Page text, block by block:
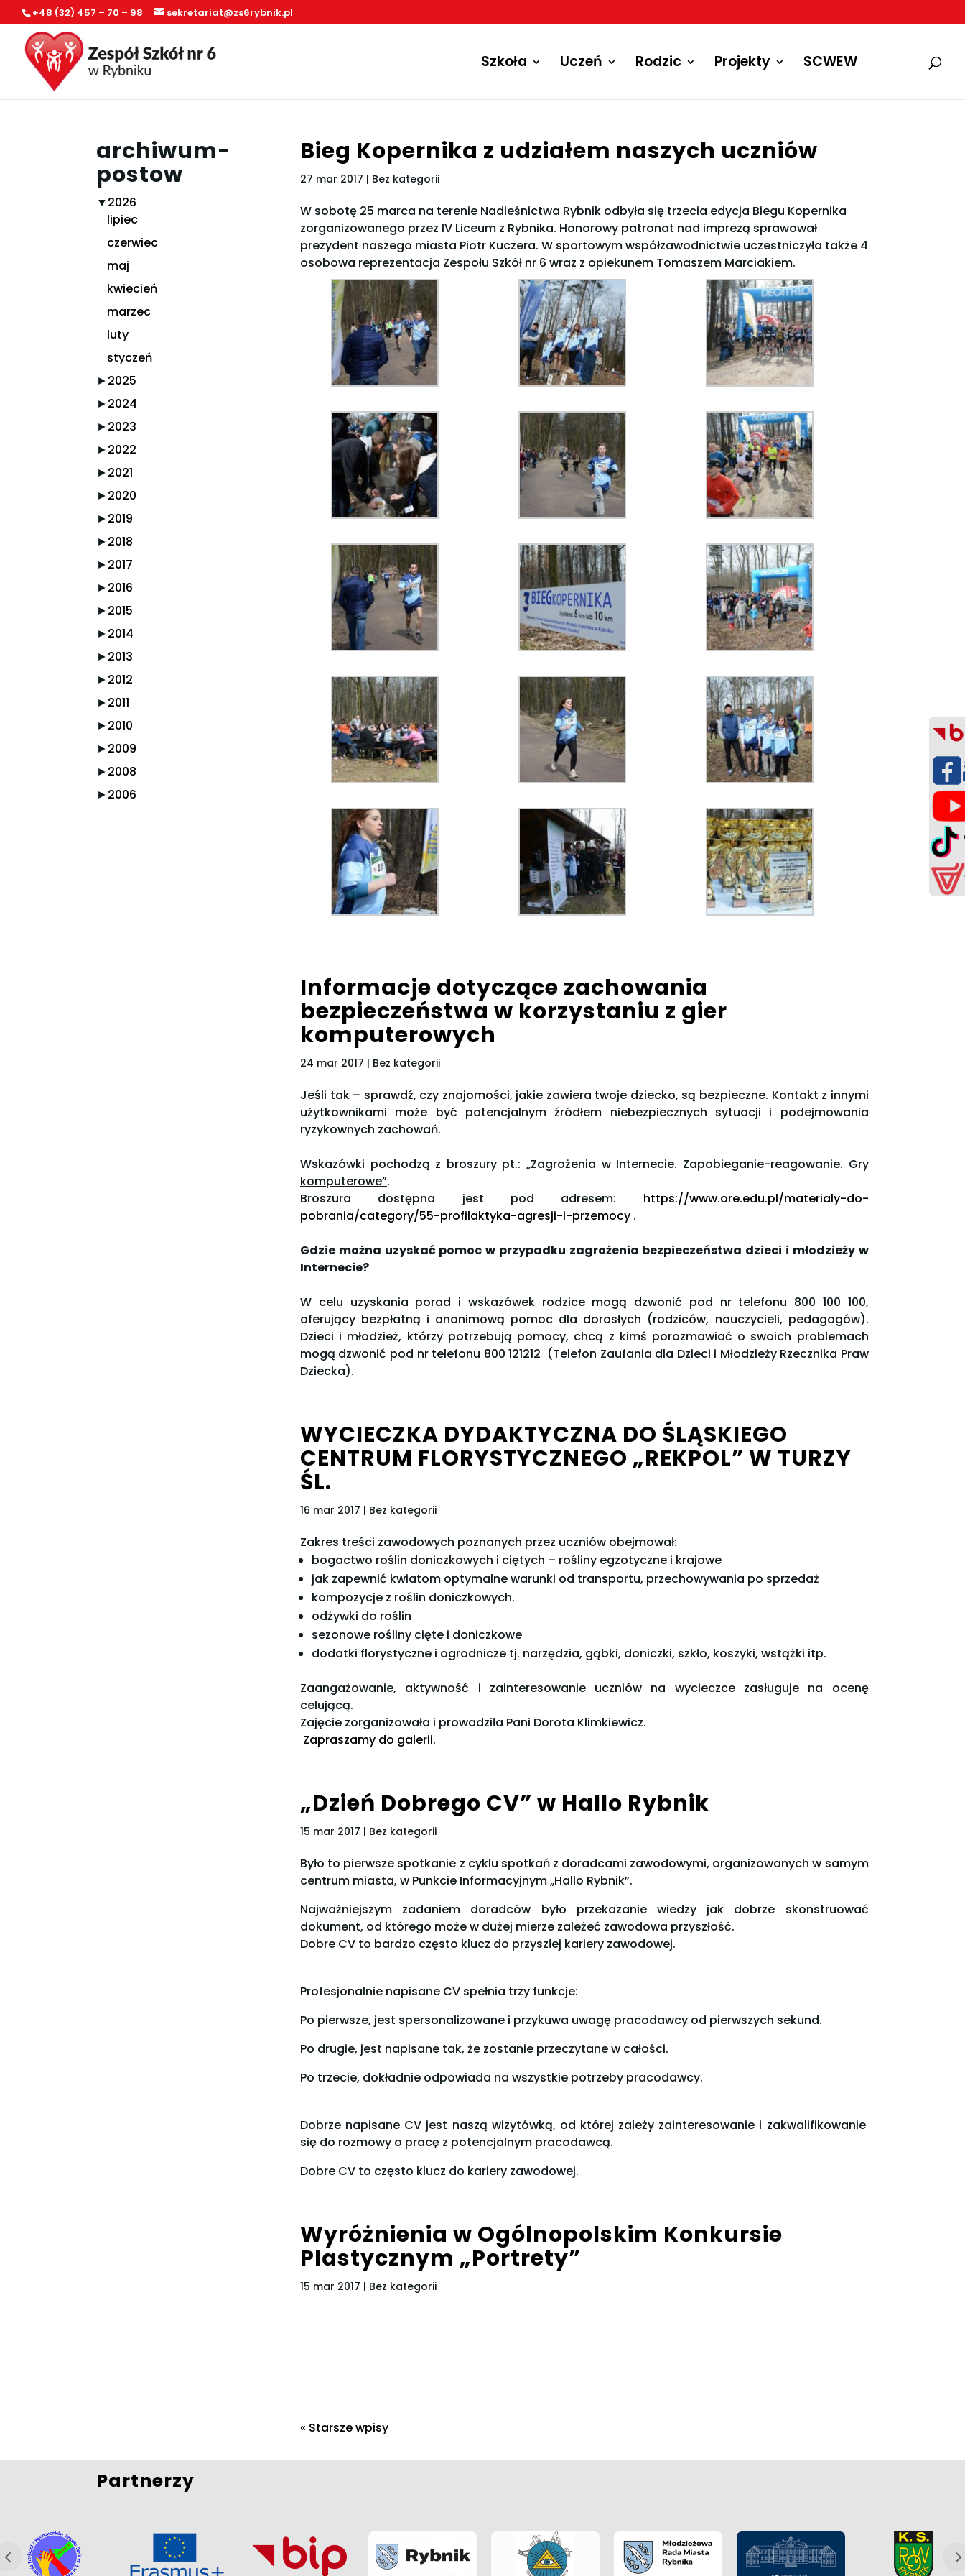
+48 (32) 457 – 70 – 98 sekretariat@zs6rybnik.pl
Szkoła Uczeń Rodzic Projekty SCWEW
Bieg Kopernika z udziałem naszych uczniów
27 mar 2017 | Bez kategorii
W sobotę 25 marca na terenie Nadleśnictwa Rybnik odbyła się trzecia edycja Biegu Kopernika
zorganizowanego przez IV Liceum z Rybnika. Honorowy patronat nad imprezą sprawował
prezydent naszego miasta Piotr Kuczera. W sportowym współzawodnictwie uczestniczyła także 4
osobowa reprezentacja Zespołu Szkół nr 6 wraz z opiekunem Tomaszem Marciakiem.
Informacje dotyczące zachowania
bezpieczeństwa w korzystaniu z gier
komputerowych
24 mar 2017 | Bez kategorii
Jeśli tak – sprawdź, czy znajomości, jakie zawiera twoje dziecko, są bezpieczne. Kontakt z innymi
użytkownikami może być potencjalnym źródłem niebezpiecznych sytuacji i podejmowania
ryzykownych zachowań.
Wskazówki pochodzą z broszury pt.:„Zagrożenia w Internecie. Zapobieganie-reagowanie. Gry
komputerowe”.
Broszura dostępna jest pod adresem: https://www.ore.edu.pl/materialy-do-
pobrania/category/55-profilaktyka-agresji-i-przemocy.
Gdzie można uzyskać pomoc w przypadku zagrożenia bezpieczeństwa dzieci i młodzieży w
Internecie?
W celu uzyskania porad i wskazówek rodzice mogą dzwonić pod nr telefonu 800 100 100,
oferujący bezpłatną i anonimową pomoc dla dorosłych (rodziców, nauczycieli, pedagogów).
Dzieci i młodzież, którzy potrzebują pomocy, chcą z kimś porozmawiać o swoich problemach
mogą dzwonić pod nr telefonu 800 121212 (Telefon Zaufania dla Dzieci i Młodzieży Rzecznika Praw
Dziecka).
WYCIECZKA DYDAKTYCZNA DO ŚLĄSKIEGO
CENTRUM FLORYSTYCZNEGO „REKPOL” W TURZY
ŚL.
16 mar 2017 | Bez kategorii
Zakres treści zawodowych poznanych przez uczniów obejmował:
bogactwo roślin doniczkowych i ciętych – rośliny egzotyczne i krajowe
jak zapewnić kwiatom optymalne warunki od transportu, przechowywania po sprzedaż
kompozycje z roślin doniczkowych.
odżywki do roślin
sezonowe rośliny cięte i doniczkowe
dodatki florystyczne i ogrodnicze tj. narzędzia, gąbki, doniczki, szkło, koszyki, wstążki itp.
Zaangażowanie, aktywność i zainteresowanie uczniów na wycieczce zasługuje na ocenę
celującą.
Zajęcie zorganizowała i prowadziła Pani Dorota Klimkiewicz.
Zapraszamy do galerii.
„Dzień Dobrego CV” w Hallo Rybnik
15 mar 2017 | Bez kategorii
Było to pierwsze spotkanie z cyklu spotkań z doradcami zawodowymi, organizowanych w samym
centrum miasta, w Punkcie Informacyjnym „Hallo Rybnik”.
Najważniejszym zadaniem doradców było przekazanie wiedzy jak dobrze skonstruować
dokument, od którego może w dużej mierze zależeć zawodowa przyszłość.
Dobre CV to bardzo często klucz do przyszłej kariery zawodowej.
Profesjonalnie napisane CV spełnia trzy funkcje:
Po pierwsze, jest spersonalizowane i przykuwa uwagę pracodawcy od pierwszych sekund.
Po drugie, jest napisane tak, że zostanie przeczytane w całości.
Po trzecie, dokładnie odpowiada na wszystkie potrzeby pracodawcy.
Dobrze napisane CV jest naszą wizytówką, od której zależy zainteresowanie i zakwalifikowanie
się do rozmowy o pracę z potencjalnym pracodawcą.
Dobre CV to często klucz do kariery zawodowej.
Wyróżnienia w Ogólnopolskim Konkursie
Plastycznym „Portrety”
15 mar 2017 | Bez kategorii
« Starsze wpisy
archiwum-
postow
▼2026
lipiec
czerwiec
maj
kwiecień
marzec
luty
styczeń
►2025
►2024
►2023
►2022
►2021
►2020
►2019
►2018
►2017
►2016
►2015
►2014
►2013
►2012
►2011
►2010
►2009
►2008
►2006
Partnerzy